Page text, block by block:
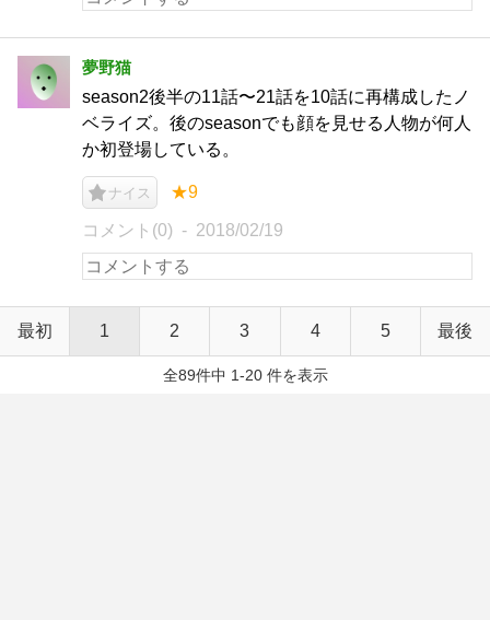
夢野猫
season2後半の11話〜21話を10話に再構成したノ
ベライズ。後のseasonでも顔を見せる人物が何人
か初登場している。
ナイス ★9
コメント(0) 2018/02/19
最初 1 2 3 4 5 最後
全89件中 1-20 件を表示